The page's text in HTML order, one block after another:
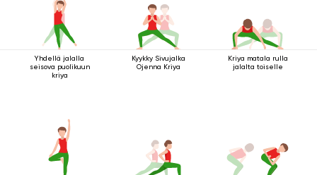
Yhdellä jalalla
seisova puolikuun
kriya
Kyykky Sivujalka
Ojenna Kriya
Kriya matala rulla
jalalta toiselle